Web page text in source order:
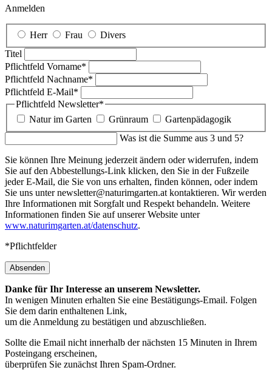
Anmelden
Herr Frau
Divers
Titel
Pflichtfeld Vorname*
Pflichtfeld Nachname*
Pflichtfeld E-Mail*
Pflichtfeld Newsletter*
Natur im Garten
Grünraum
Gartenpädagogik
Was ist die Summe aus 3 und 5?
Sie können Ihre Meinung jederzeit ändern oder widerrufen, indem
Sie auf den Abbestellungs-Link klicken, den Sie in der Fußzeile
jeder E-Mail, die Sie von uns erhalten, finden können, oder indem
Sie uns unter newsletter@naturimgarten.at kontaktieren. Wir werden
Ihre Informationen mit Sorgfalt und Respekt behandeln. Weitere
Informationen finden Sie auf unserer Website unter
www.naturimgarten.at/datenschutz.
*Pflichtfelder
Absenden
Danke für Ihr Interesse an unserem Newsletter.
In wenigen Minuten erhalten Sie eine Bestätigungs-Email. Folgen
Sie dem darin enthaltenen Link,
um die Anmeldung zu bestätigen und abzuschließen.
Sollte die Email nicht innerhalb der nächsten 15 Minuten in Ihrem
Posteingang erscheinen,
überprüfen Sie zunächst Ihren Spam-Ordner.